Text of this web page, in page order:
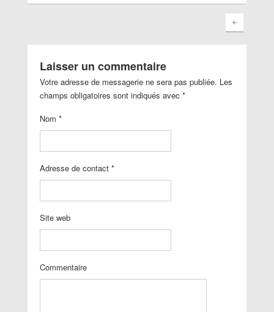
Laisser un commentaire
Votre adresse de messagerie ne sera pas publiée. Les
champs obligatoires sont indiqués avec *
Nom *
Adresse de contact *
Site web
Commentaire